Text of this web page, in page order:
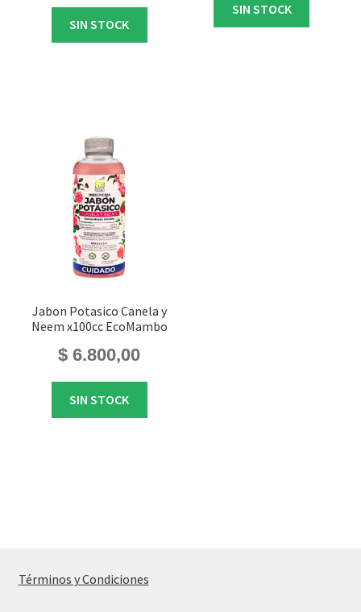
SIN STOCK
SIN STOCK
Jabon Potasico Canela y
Neem x100cc EcoMambo
$ 6.800,00
SIN STOCK
Términos y Condiciones